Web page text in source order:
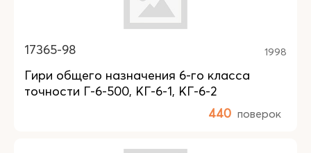
17365-98 1998
Гири общего назначения 6-го класса
точности Г-6-500, КГ-6-1, КГ-6-2
440 поверок